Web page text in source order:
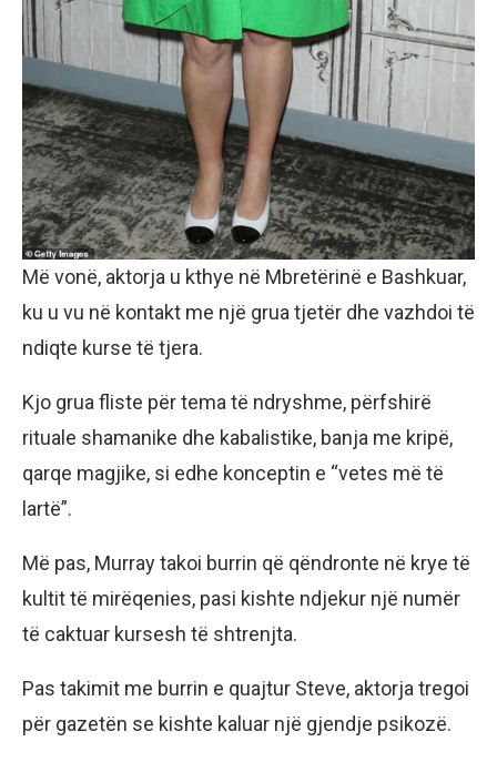
Më vonë, aktorja u kthye në Mbretërinë e Bashkuar,
ku u vu në kontakt me një grua tjetër dhe vazhdoi të
ndiqte kurse të tjera.
Kjo grua fliste për tema të ndryshme, përfshirë
rituale shamanike dhe kabalistike, banja me kripë,
qarqe magjike, si edhe konceptin e “vetes më të
lartë”.
Më pas, Murray takoi burrin që qëndronte në krye të
kultit të mirëqenies, pasi kishte ndjekur një numër
të caktuar kursesh të shtrenjta.
Pas takimit me burrin e quajtur Steve, aktorja tregoi
për gazetën se kishte kaluar një gjendje psikozë.